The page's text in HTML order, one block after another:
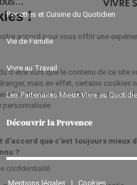
les Cookies !
On a besoin de votre accord pour
Alors on a attendu d'être sûrs que le
avant de vous déranger, mais en
permettent de faire fonctionner le
votre expérience personnalisée
Parce qu'on est d'accord que
ami qu'en inconnu ?
Lire la politique de confidentialité
Recettes et Cuisine du Quotidien
Vie de Famille
Vivre au Travail
Les Partenaires Mieux Vivre au
Découvrir la Provence
Mentions légales| Cookies